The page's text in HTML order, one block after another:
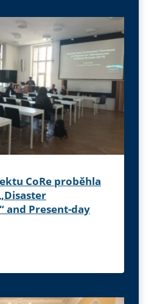
CoRe proběhla
and Present-day